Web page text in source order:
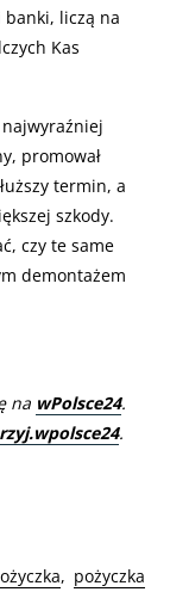
banki, liczą na
Kas
promował
termin, a
szkody.
czy te same
demontażem
na wPolsce24.
.
pożyczka